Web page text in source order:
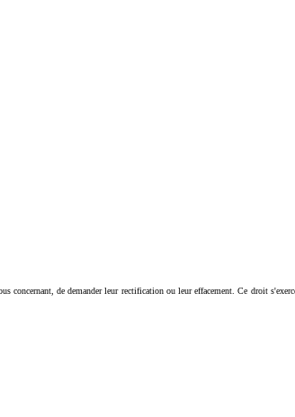
de demander leur rectification ou leur effacement. Ce droit